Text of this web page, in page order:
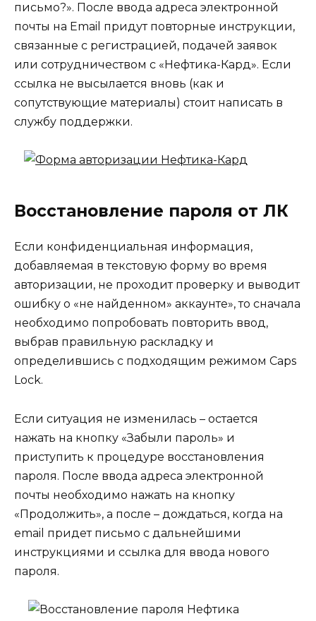
письмо?». После ввода адреса электронной
почты на Email придут повторные инструкции,
связанные с регистрацией, подачей заявок
или сотрудничеством с «Нефтика-Кард». Если
ссылка не высылается вновь (как и
сопутствующие материалы) стоит написать в
службу поддержки.
Восстановление пароля от ЛК
Если конфиденциальная информация,
добавляемая в текстовую форму во время
авторизации, не проходит проверку и выводит
ошибку о «не найденном» аккаунте», то сначала
необходимо попробовать повторить ввод,
выбрав правильную раскладку и
определившись с подходящим режимом Caps
Lock.
Если ситуация не изменилась – остается
нажать на кнопку «Забыли пароль» и
приступить к процедуре восстановления
пароля. После ввода адреса электронной
почты необходимо нажать на кнопку
«Продолжить», а после – дождаться, когда на
email придет письмо с дальнейшими
инструкциями и ссылка для ввода нового
пароля.